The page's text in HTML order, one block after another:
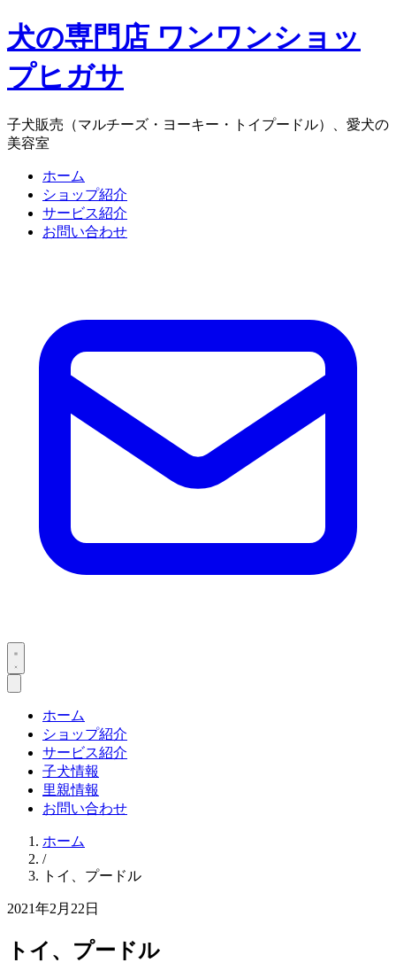
犬の専門店 ワンワンショッ
プヒガサ
子犬販売（マルチーズ・ヨーキー・トイプードル）、愛犬の
美容室
ホーム
ショップ紹介
サービス紹介
お問い合わせ
ホーム
ショップ紹介
サービス紹介
子犬情報
里親情報
お問い合わせ
ホーム
/
トイ、プードル
2021年2月22日
トイ、プードル